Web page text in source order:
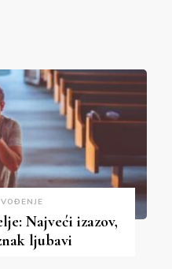
Najveći izazov,
ljubavi